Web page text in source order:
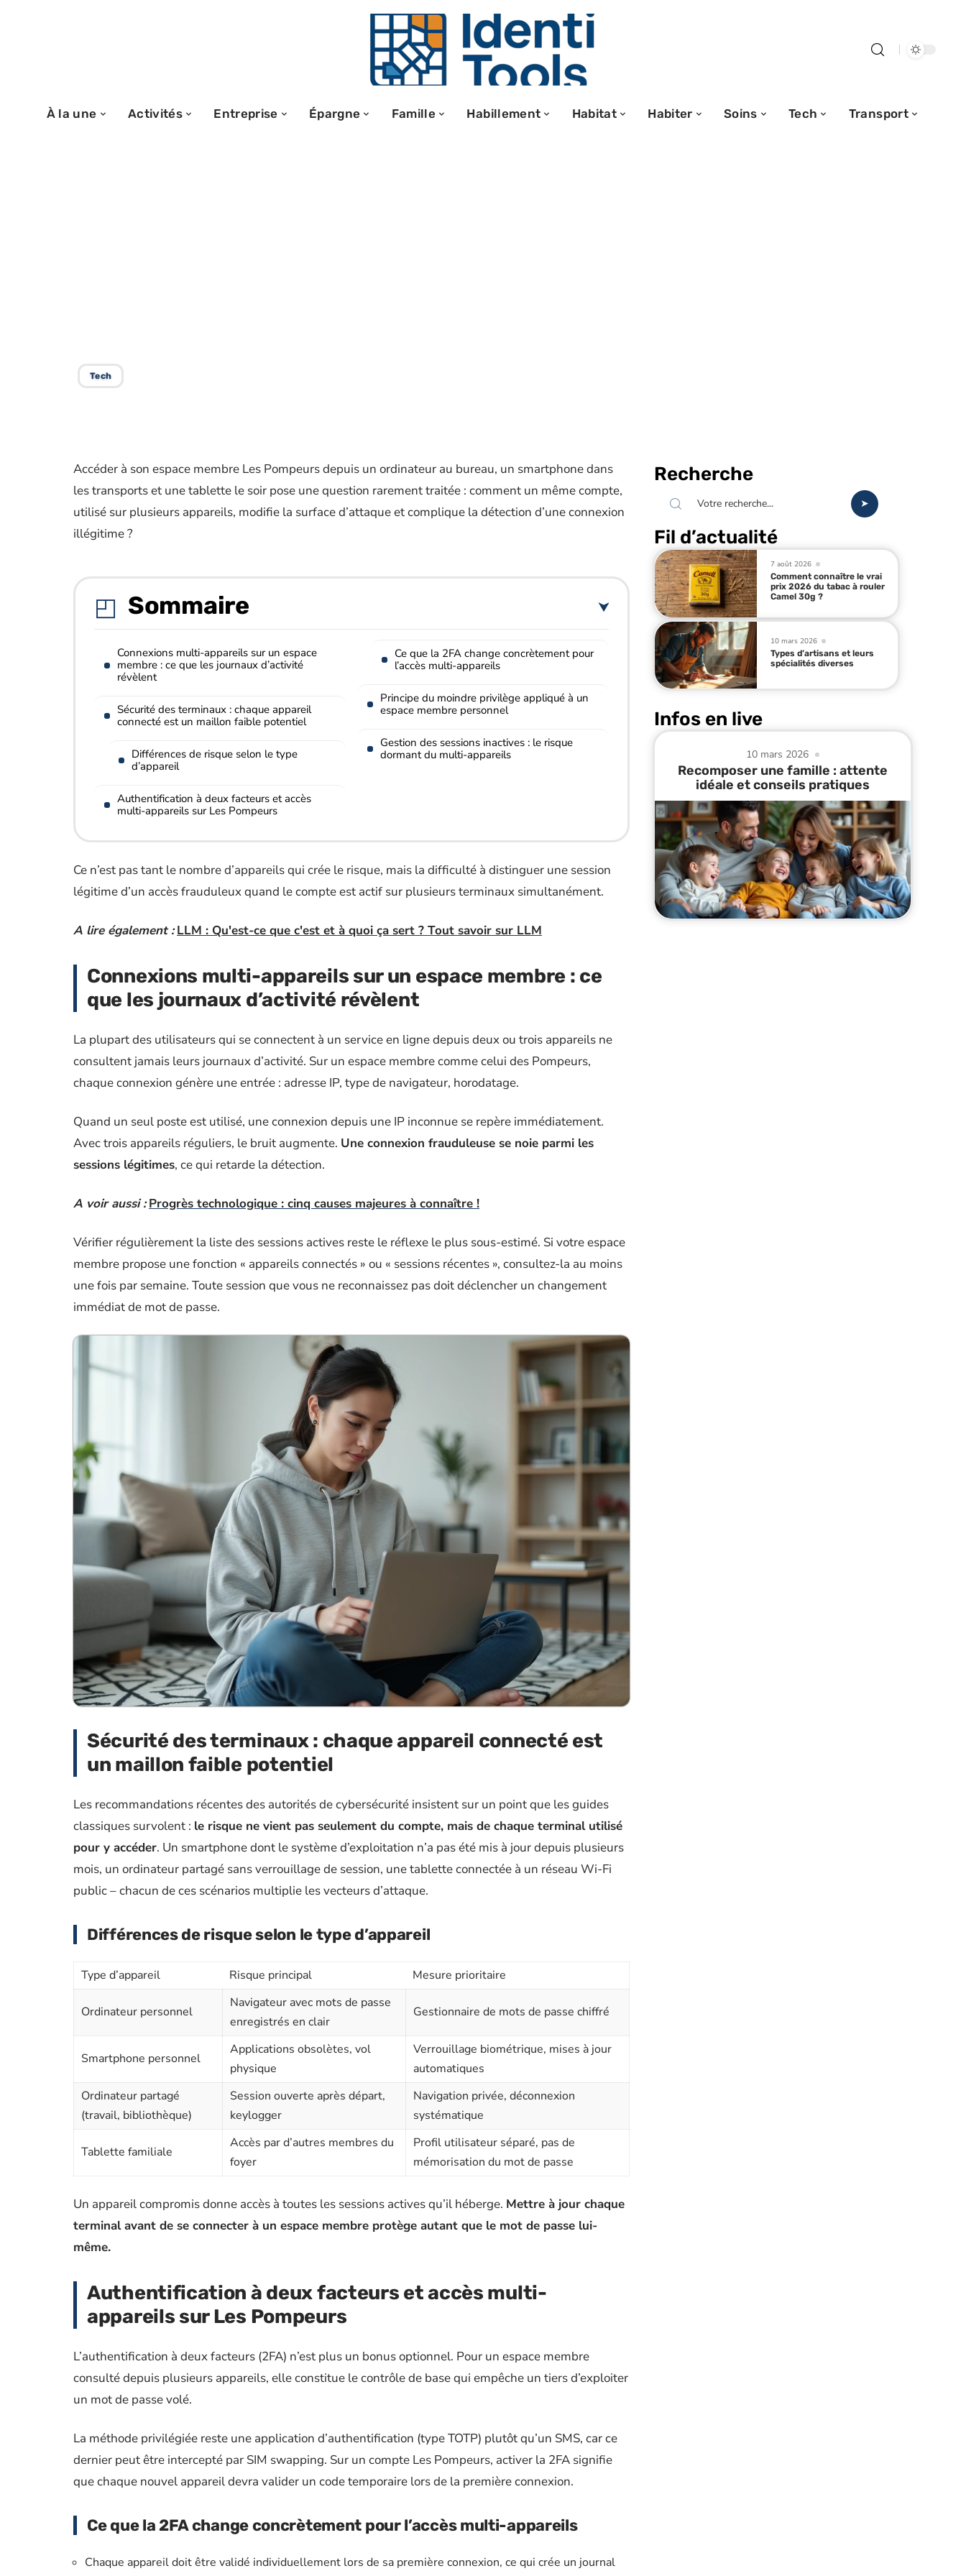
À la une Activités Entreprise Épargne Famille Habillement Habitat Habiter Soins Tech Transport
Tech
Accéder à son espace membre Les Pompeurs depuis un ordinateur au bureau, un smartphone dans
les transports et une tablette le soir pose une question rarement traitée : comment un même compte,
utilisé sur plusieurs appareils, modifie la surface d’attaque et complique la détection d’une connexion
illégitime ?
Sommaire
Connexions multi-appareils sur un espace
membre : ce que les journaux d’activité
révèlent
Sécurité des terminaux : chaque appareil
connecté est un maillon faible potentiel
Différences de risque selon le type
d’appareil
Authentification à deux facteurs et accès
multi-appareils sur Les Pompeurs
Ce que la 2FA change concrètement pour
l’accès multi-appareils
Principe du moindre privilège appliqué à un
espace membre personnel
Gestion des sessions inactives : le risque
dormant du multi-appareils
Ce n’est pas tant le nombre d’appareils qui crée le risque, mais la difficulté à distinguer une session
légitime d’un accès frauduleux quand le compte est actif sur plusieurs terminaux simultanément.
A lire également : LLM : Qu'est-ce que c'est et à quoi ça sert ? Tout savoir sur LLM
Connexions multi-appareils sur un espace membre : ce
que les journaux d’activité révèlent
La plupart des utilisateurs qui se connectent à un service en ligne depuis deux ou trois appareils ne
consultent jamais leurs journaux d’activité. Sur un espace membre comme celui des Pompeurs,
chaque connexion génère une entrée : adresse IP, type de navigateur, horodatage.
Quand un seul poste est utilisé, une connexion depuis une IP inconnue se repère immédiatement.
Avec trois appareils réguliers, le bruit augmente. Une connexion frauduleuse se noie parmi les
sessions légitimes, ce qui retarde la détection.
A voir aussi : Progrès technologique : cinq causes majeures à connaître !
Vérifier régulièrement la liste des sessions actives reste le réflexe le plus sous-estimé. Si votre espace
membre propose une fonction « appareils connectés » ou « sessions récentes », consultez-la au moins
une fois par semaine. Toute session que vous ne reconnaissez pas doit déclencher un changement
immédiat de mot de passe.
Sécurité des terminaux : chaque appareil connecté est
un maillon faible potentiel
Les recommandations récentes des autorités de cybersécurité insistent sur un point que les guides
classiques survolent : le risque ne vient pas seulement du compte, mais de chaque terminal utilisé
pour y accéder. Un smartphone dont le système d’exploitation n’a pas été mis à jour depuis plusieurs
mois, un ordinateur partagé sans verrouillage de session, une tablette connectée à un réseau Wi-Fi
public – chacun de ces scénarios multiplie les vecteurs d’attaque.
Différences de risque selon le type d’appareil
Type d’appareil Risque principal Mesure prioritaire
Ordinateur personnel
Navigateur avec mots de passe
enregistrés en clair
Gestionnaire de mots de passe chiffré
Smartphone personnel
Applications obsolètes, vol
physique
Verrouillage biométrique, mises à jour
automatiques
Ordinateur partagé
(travail, bibliothèque)
Session ouverte après départ,
keylogger
Navigation privée, déconnexion
systématique
Tablette familiale
Accès par d’autres membres du
foyer
Profil utilisateur séparé, pas de
mémorisation du mot de passe
Un appareil compromis donne accès à toutes les sessions actives qu’il héberge. Mettre à jour chaque
terminal avant de se connecter à un espace membre protège autant que le mot de passe lui-
même.
Authentification à deux facteurs et accès multi-
appareils sur Les Pompeurs
L’authentification à deux facteurs (2FA) n’est plus un bonus optionnel. Pour un espace membre
consulté depuis plusieurs appareils, elle constitue le contrôle de base qui empêche un tiers d’exploiter
un mot de passe volé.
La méthode privilégiée reste une application d’authentification (type TOTP) plutôt qu’un SMS, car ce
dernier peut être intercepté par SIM swapping. Sur un compte Les Pompeurs, activer la 2FA signifie
que chaque nouvel appareil devra valider un code temporaire lors de la première connexion.
Ce que la 2FA change concrètement pour l’accès multi-appareils
Chaque appareil doit être validé individuellement lors de sa première connexion, ce qui crée un journal
Recherche
Fil d’actualité
7 août 2026
Comment connaître le vrai
prix 2026 du tabac à rouler
Camel 30g ?
10 mars 2026
Types d’artisans et leurs
spécialités diverses
Infos en live
10 mars 2026
Recomposer une famille : attente
idéale et conseils pratiques